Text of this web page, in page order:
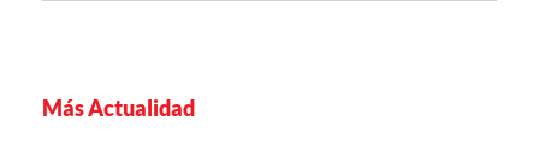
Más Actualidad